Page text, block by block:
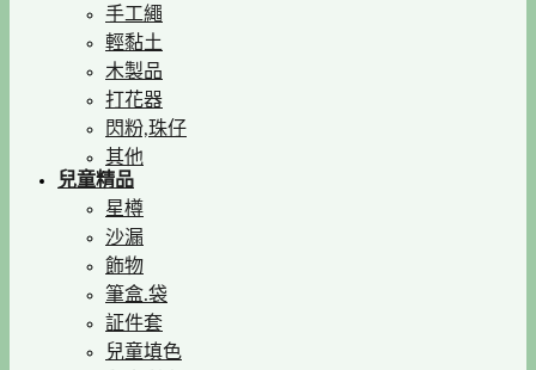
手工繩
輕黏土
木製品
打花器
閃粉,珠仔
其他
兒童精品
星樽
沙漏
飾物
筆盒.袋
証件套
兒童填色